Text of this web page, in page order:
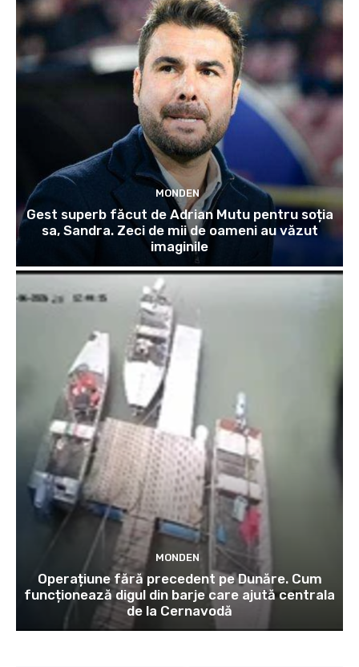
MONDEN
Gest superb făcut de Adrian Mutu pentru soția
sa, Sandra. Zeci de mii de oameni au văzut
imaginile
MONDEN
Operațiune fără precedent pe Dunăre. Cum
funcționează digul din barje care ajută centrala
de la Cernavodă